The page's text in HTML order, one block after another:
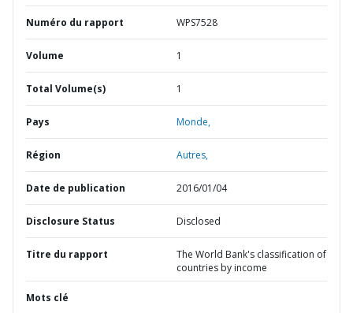
Numéro du rapport WPS7528
Volume 1
Total Volume(s) 1
Pays Monde,
Région Autres,
Date de publication 2016/01/04
Disclosure Status Disclosed
Titre du rapport
The World Bank's classification of
countries by income
Mots clé